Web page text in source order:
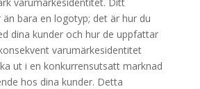
bara en logotyp; det är hur du
dina kunder och hur de uppfattar
varumärkesidentitet
ut i en konkurrensutsatt marknad
hos dina kunder. Detta